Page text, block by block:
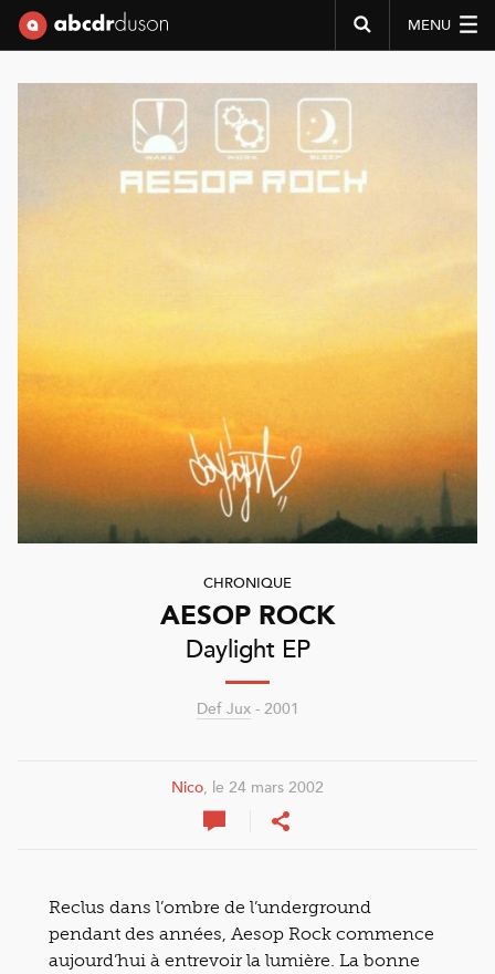
MENU
CHRONIQUE
AESOP ROCK
Daylight EP
Def Jux- 2001
Nico, le 24 mars 2002
Reclus dans l’ombre de l’underground
pendant des années, Aesop Rock commence
aujourd’hui à entrevoir la lumière. La bonne